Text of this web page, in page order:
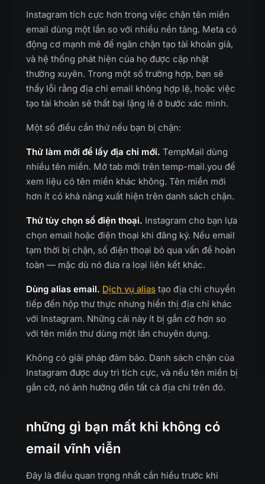
Instagram tích cực hơn trong việc chặn tên miền
email dùng một lần so với nhiều nền tảng. Meta có
động cơ mạnh mẽ để ngăn chặn tạo tài khoản giả,
và hệ thống phát hiện của họ được cập nhật
thường xuyên. Trong một số trường hợp, bạn sẽ
thấy lỗi rằng địa chỉ email không hợp lệ, hoặc việc
tạo tài khoản sẽ thất bại lặng lẽ ở bước xác minh.
Một số điều cần thử nếu bạn bị chặn:
Thử làm mới để lấy địa chỉ mới. TempMail dùng
nhiều tên miền. Mở tab mới trên temp-mail.you để
xem liệu có tên miền khác không. Tên miền mới
hơn ít có khả năng xuất hiện trên danh sách chặn.
Thử tùy chọn số điện thoại. Instagram cho bạn lựa
chọn email hoặc điện thoại khi đăng ký. Nếu email
tạm thời bị chặn, số điện thoại bỏ qua vấn đề hoàn
toàn — mặc dù nó đưa ra loại liên kết khác.
Dùng alias email. Dịch vụ alias tạo địa chỉ chuyển
tiếp đến hộp thư thực nhưng hiển thị địa chỉ khác
với Instagram. Những cái này ít bị gắn cờ hơn so
với tên miền thư dùng một lần chuyên dụng.
Không có giải pháp đảm bảo. Danh sách chặn của
Instagram được duy trì tích cực, và nếu tên miền bị
gắn cờ, nó ảnh hưởng đến tất cả địa chỉ trên đó.
những gì bạn mất khi không có
email vĩnh viễn
Đây là điều quan trọng nhất cần hiểu trước khi